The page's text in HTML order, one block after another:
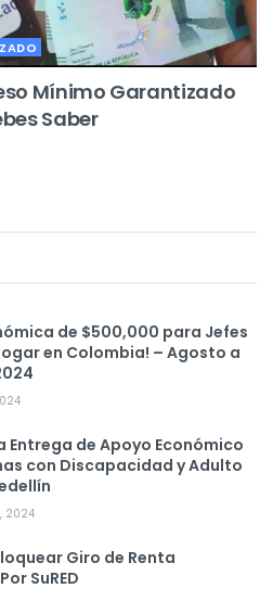
Mínimo Garantizado
Saber
de $500,000 para Jefes
en Colombia! – Agosto a
Entrega de Apoyo Económico
con Discapacidad y Adulto
2024
Giro de Renta
SuRED